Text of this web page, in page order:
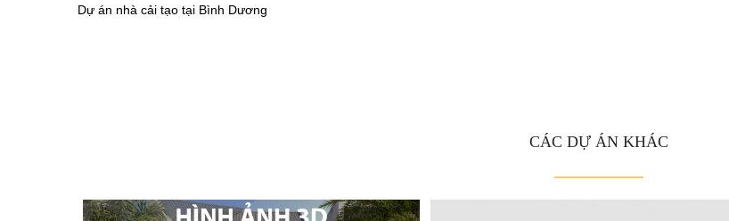
Dự án nhà cải tạo tại Bình Dương
CÁC DỰ ÁN KHÁC